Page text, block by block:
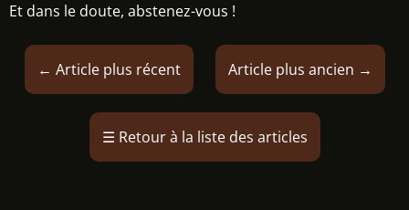
Et dans le doute, abstenez-vous !
← Article plus récent Article plus ancien →
☰ Retour à la liste des articles